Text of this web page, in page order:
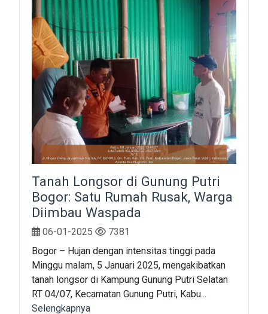
Tanah Longsor di Gunung Putri
Bogor: Satu Rumah Rusak, Warga
Diimbau Waspada
06-01-2025
7381
Bogor – Hujan dengan intensitas tinggi pada
Minggu malam, 5 Januari 2025, mengakibatkan
tanah longsor di Kampung Gunung Putri Selatan
RT 04/07, Kecamatan Gunung Putri, Kabu...
Selengkapnya